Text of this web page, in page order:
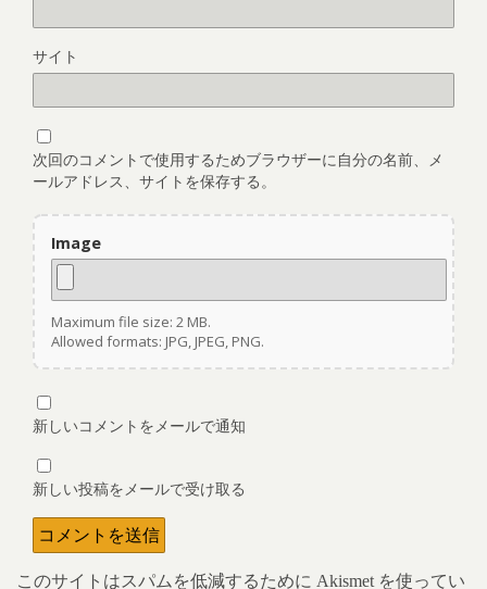
サイト
次回のコメントで使用するためブラウザーに自分の名前、メ
ールアドレス、サイトを保存する。
Image
Maximum file size: 2 MB.
Allowed formats: JPG, JPEG, PNG.
新しいコメントをメールで通知
新しい投稿をメールで受け取る
このサイトはスパムを低減するために Akismet を使ってい